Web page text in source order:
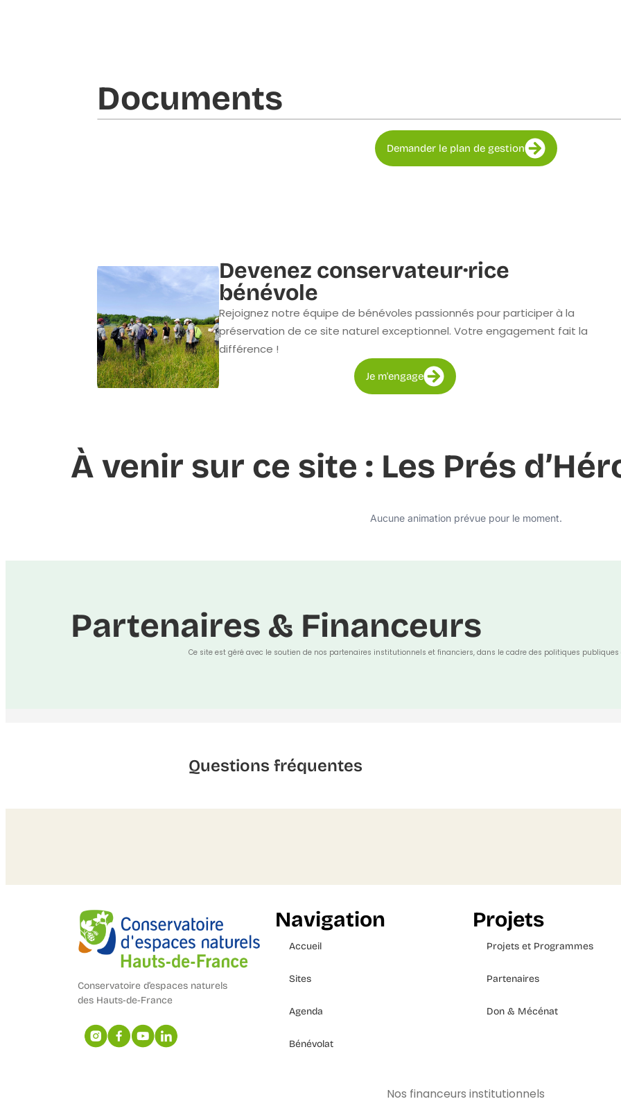
Documents​
Demander le plan de gestion
Devenez conservateur·rice
bénévole
Rejoignez notre équipe de bénévoles passionnés pour participer à la
préservation de ce site naturel exceptionnel. Votre engagement fait la
différence !
Je m'engage
À venir sur ce site : Les Prés
Aucune animation prévue pour le moment.
Partenaires & Financeurs
Ce site est géré avec le soutien de nos partenaires institutionnels et financiers, dans le cadre des politiques
Questions fréquentes
Conservatoire d’espaces naturels
des Hauts-de-France
Navigation
Accueil
Sites
Agenda
Bénévolat
Projets
Projets et Programmes
Partenaires
Don & Mécénat
Nos financeurs institutionnels